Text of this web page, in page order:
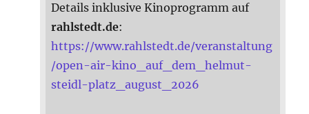
Details inklusive Kinoprogramm auf
rahlstedt.de:
https://www.rahlstedt.de/veranstaltung
/open-air-kino_auf_dem_helmut-
steidl-platz_august_2026